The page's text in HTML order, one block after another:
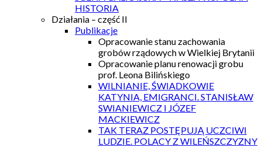
HISTORIA
Działania – część II
Publikacje
Opracowanie stanu zachowania
grobów rządowych w Wielkiej Brytanii
Opracowanie planu renowacji grobu
prof. Leona Bilińskiego
WILNIANIE, ŚWIADKOWIE
KATYNIA, EMIGRANCI. STANISŁAW
SWIANIEWICZ I JÓZEF
MACKIEWICZ
TAK TERAZ POSTĘPUJĄ UCZCIWI
LUDZIE. POLACY Z WILEŃSZCZYZNY